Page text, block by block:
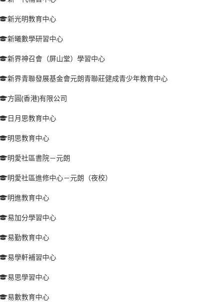
新光明教育中心
新曦數學研習中心
新界神召會（屏山堂）學習中心
新界青聯發展基金會元朗青聯莊健成青少年教育中心
方圓(香港)有限公司
日月思教育中心
明思教育中心
明愛社區書院－元朗
明愛社區進修中心－元朗（夜校）
明進教育中心
易加分學習中心
易勤教育中心
易學軒補習中心
易思學習中心
易數教育中心